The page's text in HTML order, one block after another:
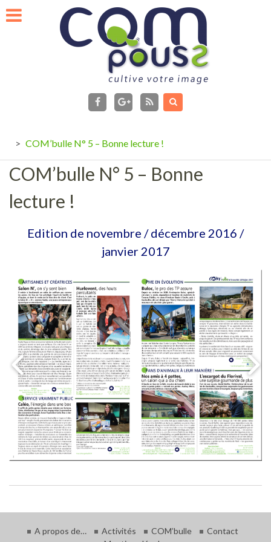
Skip
to
facebook
Flux
> COM’bulle N° 5 – Bonne lecture !
COM’bulle N° 5 – Bonne
lecture !
Edition de novembre / décembre 2016 /
janvier 2017
A propos de… Activités COM’bulle
Contact